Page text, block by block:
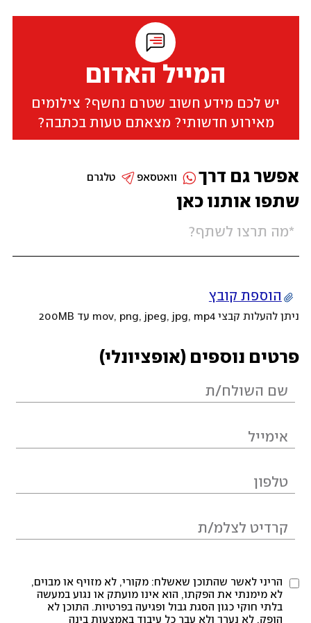
המייל האדום
יש לכם מידע חשוב שטרם נחשף? צילומים
מאירוע חדשותי? מצאתם טעות בכתבה?
שתפו אותנו כאן
הוספת קובץ
ניתן להעלות קבצי mov, png, jpeg, jpg, mp4 עד 200MB
פרטים נוספים (אופציונלי)
הריני לאשר שהתוכן שאשלח: מקורי, לא מזויף או מבוים,
לא מימנתי את הפקתו, הוא אינו מועתק או נגוע במעשה
בלתי חוקי כגון הסגת גבול ופגיעה בפרטיות. התוכן לא
הופק, לא נערך ולא עבר כל עיבוד באמצעות בינה
אפשר גם דרך טלגרם וואטסאפ